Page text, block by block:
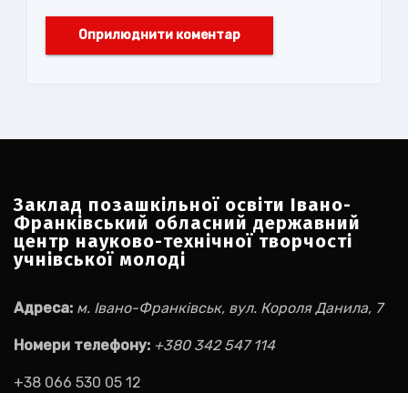
Заклад позашкільної освіти Івано-
Франківський обласний державний
центр науково-технічної творчості
учнівської молоді
Адреса: м. Івано-Франківськ, вул. Короля Данила, 7
Номери телефону: +380 342 547 114
+38 066 530 05 12